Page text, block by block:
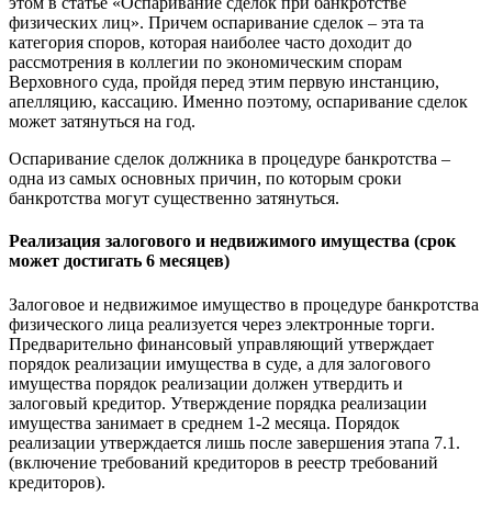
физических лиц». Причем оспаривание сделок – эта та
категория споров, которая наиболее часто доходит до
рассмотрения в коллегии по экономическим спорам
Верховного суда, пройдя перед этим первую инстанцию,
апелляцию, кассацию. Именно поэтому, оспаривание сделок
может затянуться на год.
Оспаривание сделок должника в процедуре банкротства –
одна из самых основных причин, по которым сроки
банкротства могут существенно затянуться.
Реализация залогового и недвижимого имущества (срок
может достигать 6 месяцев)
Залоговое и недвижимое имущество в процедуре банкротства
физического лица реализуется через электронные торги.
Предварительно финансовый управляющий утверждает
порядок реализации имущества в суде, а для залогового
имущества порядок реализации должен утвердить и
залоговый кредитор. Утверждение порядка реализации
имущества занимает в среднем 1-2 месяца. Порядок
реализации утверждается лишь после завершения этапа 7.1.
(включение требований кредиторов в реестр требований
кредиторов).